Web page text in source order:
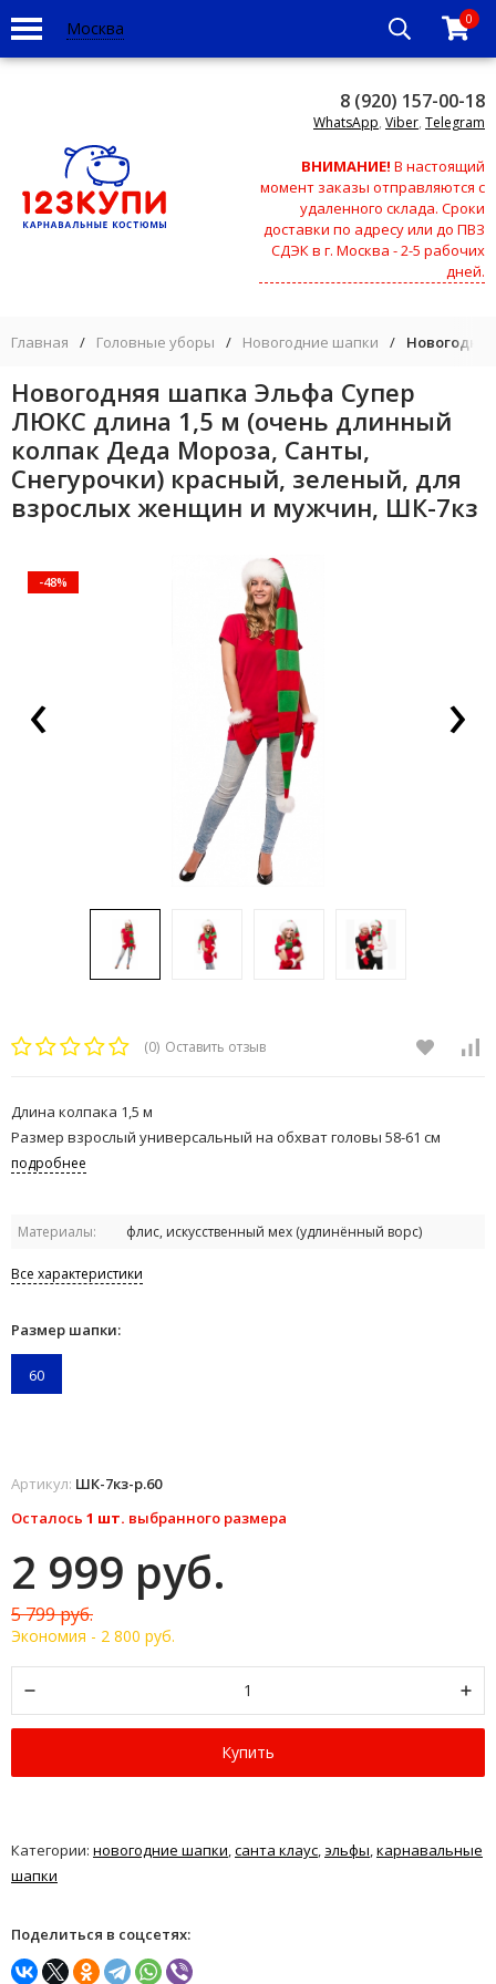
Москва 0
8 (920) 157-00-18
WhatsApp, Viber, Telegram
ВНИМАНИЕ! В настоящий
момент заказы отправляются с
удаленного склада. Сроки
доставки по адресу или до ПВЗ
СДЭК в г. Москва - 2-5 рабочих
дней.
Главная / Головные уборы / Новогодние шапки /
Новогодняя шапка Эльфа Супер
ЛЮКС длина 1,5 м (очень длинный
колпак Деда Мороза, Санты,
Снегурочки) красный, зеленый, для
взрослых женщин и мужчин, ШК-7кз
-48%
‹ ›
(0) Оставить отзыв
Длина колпака 1,5 м
Размер взрослый универсальный на обхват головы 58-61 см
подробнее
Материалы: флис, искусственный мех (удлинённый ворс)
Все характеристики
Размер шапки:
60
Артикул: ШК-7кз-р.60
Осталось 1 шт. выбранного размера
2 999 руб.
5 799 руб.
Экономия - 2 800 руб.
Купить
Категории: новогодние шапки санта клаус эльфы карнавальные
шапки
Поделиться в соцсетях: